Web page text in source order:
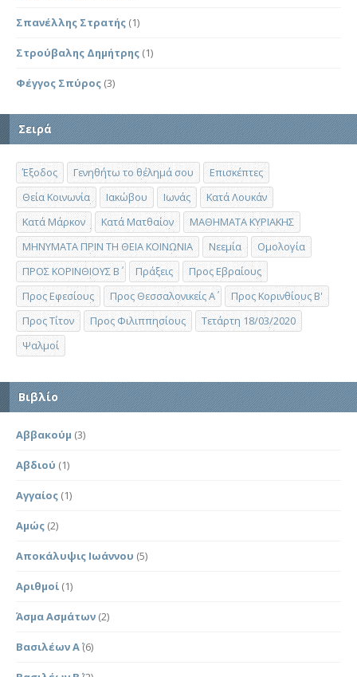
Σπανέλλης Στρατής (1)
Στρούβαλης Δημήτρης (1)
Φέγγος Σπύρος (3)
Σειρά
Έξοδος Γενηθήτω το θέλημά σου
Επισκέπτες
Θεία Κοινωνία
Ιακώβου Ιωνάς
Κατά Λουκάν
Κατά Μάρκον
Κατά Ματθαίον
ΜΑΘΗΜΑΤΑ ΚΥΡΙΑΚΗΣ
ΜΗΝΥΜΑΤΑ ΠΡΙΝ ΤΗ ΘΕΙΑ ΚΟΙΝΩΝΙΑ
Νεεμία
Ομολογία
ΠΡΟΣ ΚΟΡΙΝΘΙΟΥΣ Β΄
Πράξεις
Προς Εβραίους
Προς Εφεσίους
Προς Θεσσαλονικείς Α΄
Προς Κορινθίους Β'
Προς Τίτον
Προς Φιλιππησίους
Τετάρτη 18/03/2020
Ψαλμοί
Βιβλίο
Αββακούμ (3)
Αβδιού (1)
Αγγαίος (1)
Αμώς (2)
Αποκάλυψις Ιωάννου (5)
Αριθμοί (1)
Άσμα Ασμάτων (2)
Βασιλέων Α΄(6)